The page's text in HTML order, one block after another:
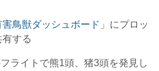
害鳥獣ダッシュボード 」にプロッ
有する
ライトで熊1頭、猪3頭を発見し